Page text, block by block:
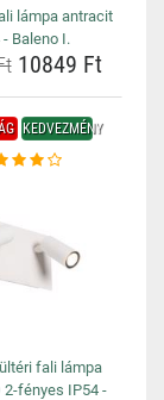
lámpa antracit
- Baleno I.
10849 Ft
KEDVEZMÉNY
fali lámpa
2-fényes IP54 -